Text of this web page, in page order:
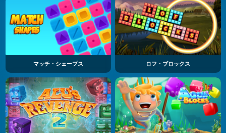
マッチ・シェープス ロフ・ブロックス